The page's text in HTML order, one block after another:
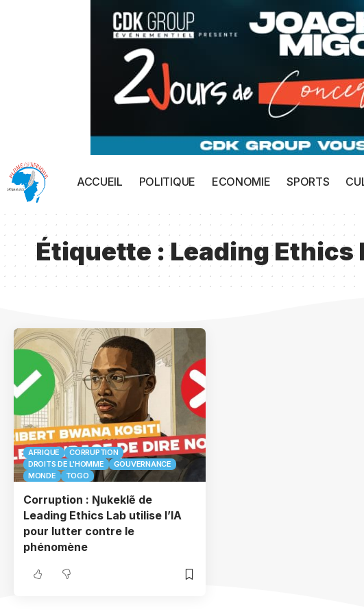
ACCUEIL POLITIQUE ECONOMIE SPORTS
Étiquette :Leading Ethics
AFRIQUE
CORRUPTION
DROITS DE L'HOMME
GOUVERNANCE
MONDE
TOGO
Corruption : Ŋukeklẽ de
Leading Ethics Lab utilise l’IA
pour lutter contre le
phénomène